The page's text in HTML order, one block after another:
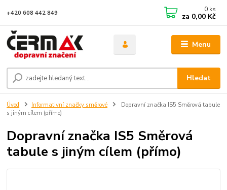
Menu
Hledat
+420 608 442 849 0 ks
za 0,00 Kč
Úvod Informativní značky směrové
Dopravní značka IS5 Směrová tabule
s jiným cílem (přímo)
Dopravní značka IS5 Směrová
tabule s jiným cílem (přímo)